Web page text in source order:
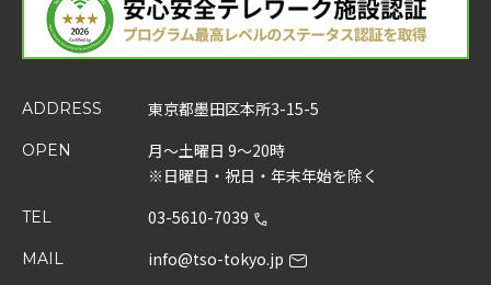
ADDRESS 東京都墨田区本所3-15-5
OPEN
月～土曜日 9～20時
※日曜日・祝日・年末年始を除く
TEL 03-5610-7039
MAIL info@tso-tokyo.jp